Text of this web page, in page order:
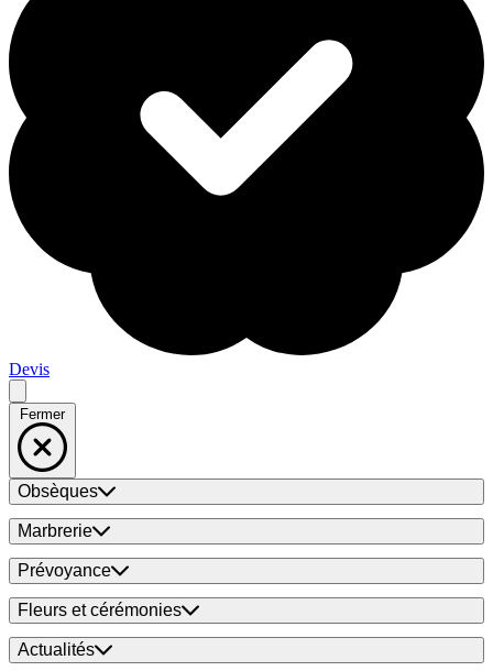
Devis
Fermer
Obsèques
Marbrerie
Prévoyance
Fleurs et cérémonies
Actualités